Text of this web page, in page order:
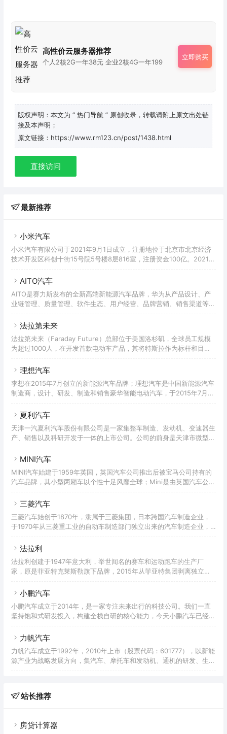
高性价云服务器推荐
个人2核2G一年38元 企业2核4G一年199
立即购买
版权声明：本文为 “ 热门导航 ” 原创收录，转载请附上原文出处链
接及本声明；
原文链接：https://www.rm123.cn/post/1438.html
直接访问
最新推荐
小米汽车
小米汽车有限公司于2021年9月1日成立，注册地位于北京市北京经济
技术开发区科创十街15号院5号楼8层816室，注册资金100亿。2021年
汽车业务。9月1日，小米汽车有限公司注册成立。2021年11月27日，
车落户北京经开区。2024年上半年量产。 了解小米汽车官网就上热门
导航！
AITO汽车
AITO是赛力斯发布的全新高端新能源汽车品牌，华为从产品设计、产
业链管理、质量管理、软件生态、用户经营、品牌营销、销售渠道等方
优势互补，开创了联合业务、深度跨界合作的新模式。AITO基于赛力
融合了赛力斯在纯电驱增程技术领域的智造能力，以及华为在信息通
信、智慧出行等领域的前沿技术，在智慧、技术、品质、安全等多方面
法拉第未来
法拉第未来（Faraday Future）总部位于美国洛杉矶，全球员工规模
为超过1000人，在开发首款电动车产品，其将特斯拉作为标杆和目
南加州。我们的全球团队汇集汽车和技术领域的思想领军人物与充满激
法拉第未来专注投入的国际化团队背景多样，横跨科技、汽车、能源和
航空产业。2021年11月28日，由于未按时公布2021年三季度财报，法
理想汽车
李想在2015年7月创立的新能源汽车品牌；理想汽车是中国新能源汽车
制造商，设计、研发、制造和销售豪华智能电动汽车，于2015年7月创
研发，为家庭用户提供安全及便捷的产品及服务。李想是中国著名的连
（NYSE:ATHM）。2020年7月30日，理想汽车在美国纳斯达克证券
市场正式挂牌上市，股票代码为“LI”。理想汽车的首款产品是理想
夏利汽车
天津一汽夏利汽车股份有限公司是一家集整车制造、发动机、变速器生
产、销售以及科研开发于一体的上市公司。公司的前身是天津市微型汽
券交易所挂牌上市。2002年6月14日，一汽集团与天汽集团签署重组
司拥有控股权，企业正式融入一汽体系之中，天津一汽夏利汽车股份有
限公司由此得名。公司目前拥有冲压、车身、涂装、装配生产线，整车
MINI汽车
MINI汽车始建于1959年英国，英国汽车公司推出后被宝马公司持有的
汽车品牌，其小型两厢车以个性十足风靡全球；Mini是由英国汽车公司
个性十足的小型两厢车，1959年8月26日由英国汽车公司（BMC）推
Mini停止生产，Mini品牌的新持有者宝马（BMW）宣布推出Mini的继
承车款，并将新车的品牌定为MINI（全为大写英文字母）。2013年5月
三菱汽车
三菱汽车始创于1870年，隶属于三菱集团，日本跨国汽车制造企业，
于1970年从三菱重工业的自动车制造部门独立出来的汽车制造企业，
得到国内外客户的一致好评；三菱汽车（Mitsubishi Motors），是日
的自动车制造部门独立。从产量上来看，在2009年是第五大日本汽车
制造业者，全球排名第十五大汽车制造业者。三菱汽车生产私家车及轻
法拉利
法拉利创建于1947年意大利，举世闻名的赛车和运动跑车的生产厂
家，原是菲亚特克莱斯勒旗下品牌，2015年从菲亚特集团剥离独立上
操控性和性能而闻名；法拉利是举世闻名的赛车和运动跑车的生产厂
Ferrari）于1947年创办，主要制造一级方程式赛车、赛车及高性能跑
车。1947年，当第一台法拉利从位于马拉内罗具有历史意义的工厂入
小鹏汽车
小鹏汽车成立于2014年，是一家专注未来出行的科技公司。我们一直
坚持饱和式研发投入，构建全栈自研的核心能力，今天小鹏汽车已经成
类创造更便捷愉悦的出行生活。何小鹏是UC优视联合创始人及前阿里
小鹏汽车联合创始人，毕业于清华大学汽车工程系，两人此前在广汽研
究院负责新能源汽车和智能汽车控制系统的开发工作，夏珩现担任联合
力帆汽车
力帆汽车成立于1992年，2010年上市（股票代码：601777），以新能
源产业为战略发展方向，集汽车、摩托车和发动机、通机的研发、生
托车和发动机、通机的研发、生产、销售为一体的大型企业。公司现有
站长推荐
房贷计算器